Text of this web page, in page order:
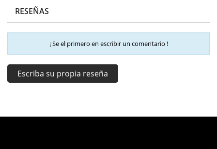
RESEÑAS
¡ Se el primero en escribir un comentario !
Escriba su propia reseña